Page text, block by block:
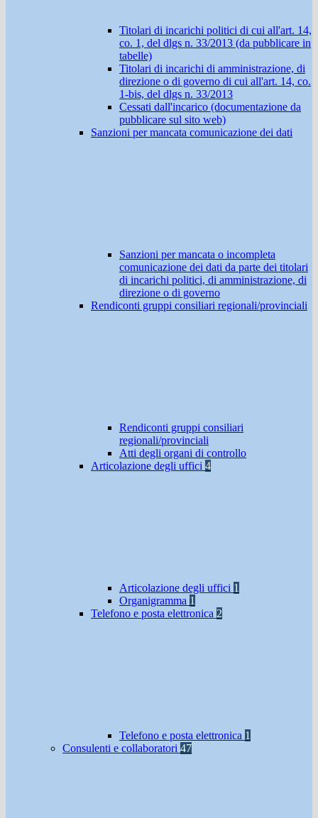
Titolari di incarichi politici di cui all'art. 14,
co. 1, del dlgs n. 33/2013 (da pubblicare in
tabelle)
Titolari di incarichi di amministrazione, di
direzione o di governo di cui all'art. 14, co.
1-bis, del dlgs n. 33/2013
Cessati dall'incarico (documentazione da
pubblicare sul sito web)
Sanzioni per mancata comunicazione dei dati
Sanzioni per mancata o incompleta
comunicazione dei dati da parte dei titolari
di incarichi politici, di amministrazione, di
direzione o di governo
Rendiconti gruppi consiliari regionali/provinciali
Rendiconti gruppi consiliari
regionali/provinciali
Atti degli organi di controllo
Articolazione degli uffici 4
Articolazione degli uffici 1
Organigramma 1
Telefono e posta elettronica 2
Telefono e posta elettronica 1
Consulenti e collaboratori 47